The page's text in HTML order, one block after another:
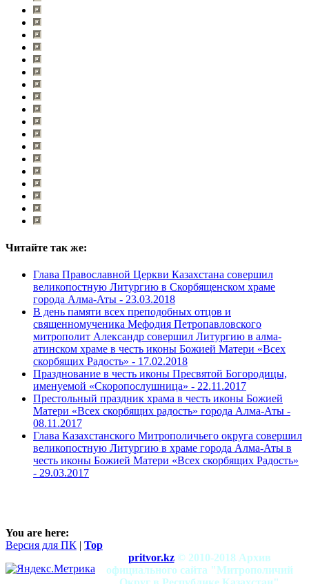
Читайте так же:
Глава Православной Церкви Казахстана совершил
великопостную Литургию в Скорбященском храме
города Алма-Аты - 23.03.2018
В день памяти всех преподобных отцов и
священномученика Мефодия Петропавловского
митрополит Александр совершил Литургию в алма-
атинском храме в честь иконы Божией Матери «Всех
скорбящих Радость» - 17.02.2018
Празднование в честь иконы Пресвятой Богородицы,
именуемой «Скоропослушница» - 22.11.2017
Престольный праздник храма в честь иконы Божией
Матери «Всех скорбящих радость» города Алма-Аты -
08.11.2017
Глава Казахстанского Митрополичьего округа совершил
великопостную Литургию в храме города Алма-Аты в
честь иконы Божией Матери «Всех скорбящих Радость»
- 29.03.2017
You are here:
Версия для ПК | Top
pritvor.kz © 2010-2018 Архив
официального сайта "Митрополичий